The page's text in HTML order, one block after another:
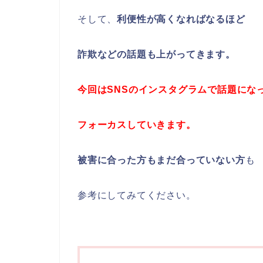
そして、利便性が高くなればなるほど
詐欺などの話題も上がってきます。
今回はSNSのインスタグラムで話題にな
フォーカスしていきます。
被害に合った方もまだ合っていない方 も
参考にしてみてください。